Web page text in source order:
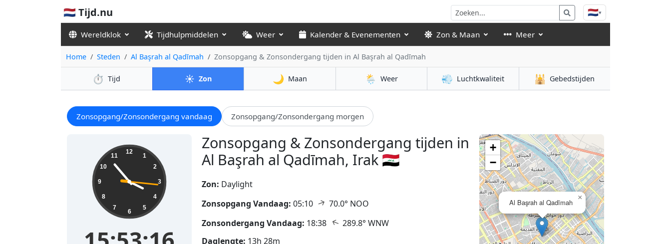
🇳🇱 Tijd.nu 🇳🇱▾
Wereldklok Tijdhulpmiddelen Weer Kalender & Evenementen Zon & Maan Meer
Home Steden Al Başrah al Qadīmah Zonsopgang & Zonsondergang tijden in Al Başrah al Qadīmah
⏱️ Tijd ☀️ Zon 🌙 Maan 🌦️ Weer 💨 Luchtkwaliteit 🕌 Gebedstijden
Zonsopgang/Zonsondergang vandaag Zonsopgang/Zonsondergang morgen
Zonsopgang & Zonsondergang tijden in
Al Başrah al Qadīmah, Irak 🇮🇶
15:53:17 12
1
2
3
4
5
6
7
8
9
10
11
Zon: Daylight
Zonsopgang Vandaag: 05:10 ↑ 70.0° NOO
Zonsondergang Vandaag: 18:38 ↑ 289.8° WNW
Daglengte: 13h 28m
Al Başrah al Qadīmah
×
+
−